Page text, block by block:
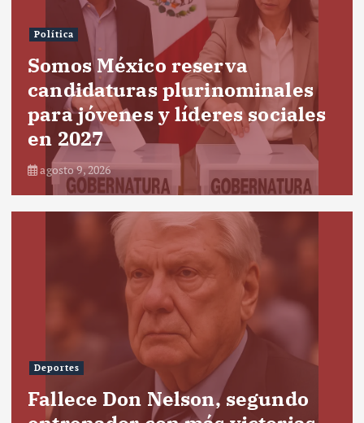
Política
Somos México reserva
candidaturas plurinominales
para jóvenes y líderes sociales
en 2027
agosto 9, 2026
Deportes
Fallece Don Nelson, segundo